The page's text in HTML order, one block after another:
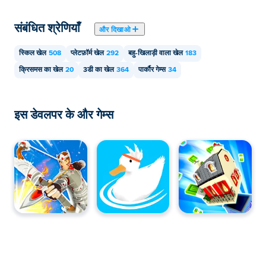
संबंधित श्रेणियाँ और दिखाओ
स्किल खेल 508 प्लेटफ़ॉर्म खेल 292 बहु-खिलाड़ी वाला खेल 183
क्रिसमस का खेल 20 3डी का खेल 364 पार्कौर गेम्स 34
इस डेवलपर के और गेम्स